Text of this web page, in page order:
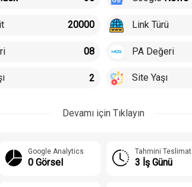
20000 Link Türü
08 PA Değeri
2 Site Yaşı
Devamı için Tıklayın
Google Analytics
0 Görsel
Tahmini Teslimat
3 İş Günü